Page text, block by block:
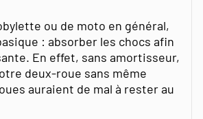
ou de moto en général,
: absorber les chocs afin
En effet, sans amortisseur,
deux-roue sans même
auraient de mal à rester au